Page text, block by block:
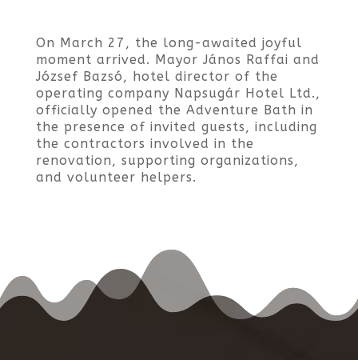
On March 27, the long-awaited joyful
moment arrived. Mayor János Raffai and
József Bazsó, hotel director of the
operating company Napsugár Hotel Ltd.,
officially opened the Adventure Bath in
the presence of invited guests, including
the contractors involved in the
renovation, supporting organizations,
and volunteer helpers.